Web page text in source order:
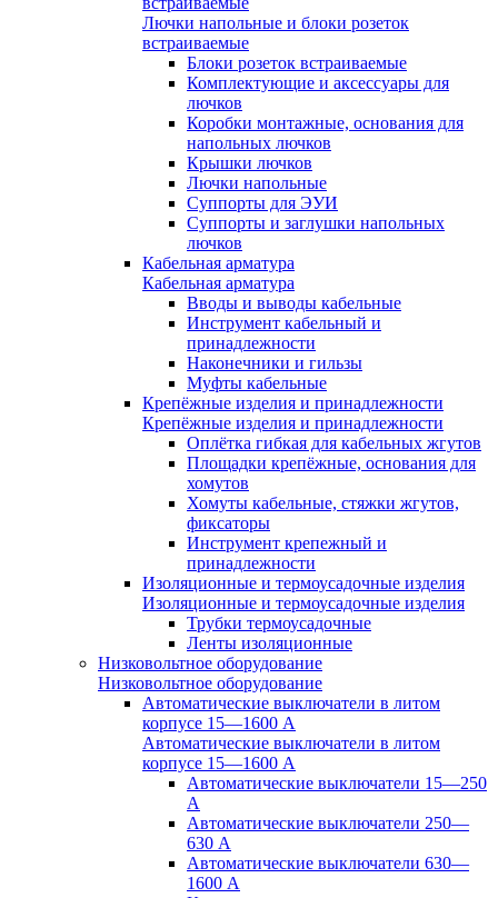
Лючки напольные и блоки розеток
встраиваемые
Блоки розеток встраиваемые
Комплектующие и аксессуары для
лючков
Коробки монтажные, основания для
напольных лючков
Крышки лючков
Лючки напольные
Суппорты для ЭУИ
Суппорты и заглушки напольных
лючков
Кабельная арматура
Кабельная арматура
Вводы и выводы кабельные
Инструмент кабельный и
принадлежности
Наконечники и гильзы
Муфты кабельные
Крепёжные изделия и принадлежности
Крепёжные изделия и принадлежности
Оплётка гибкая для кабельных жгутов
Площадки крепёжные, основания для
хомутов
Хомуты кабельные, стяжки жгутов,
фиксаторы
Инструмент крепежный и
принадлежности
Изоляционные и термоусадочные изделия
Изоляционные и термоусадочные изделия
Трубки термоусадочные
Ленты изоляционные
Низковольтное оборудование
Низковольтное оборудование
Автоматические выключатели в литом
корпусе 15—1600 А
Автоматические выключатели в литом
корпусе 15—1600 А
Автоматические выключатели 15—250
А
Автоматические выключатели 250—
630 А
Автоматические выключатели 630—
1600 А